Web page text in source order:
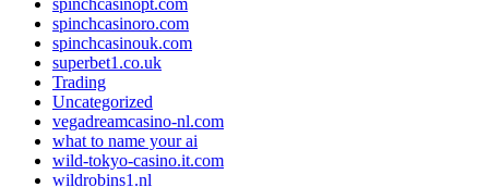
spinchcasinopt.com
spinchcasinoro.com
spinchcasinouk.com
superbet1.co.uk
Trading
Uncategorized
vegadreamcasino-nl.com
what to name your ai
wild-tokyo-casino.it.com
wildrobins1.nl